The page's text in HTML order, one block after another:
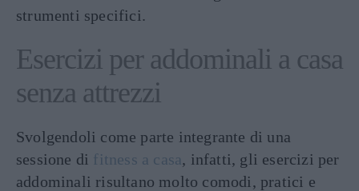
strumenti specifici.
Esercizi per addominali a casa
senza attrezzi
Svolgendoli come parte integrante di una
sessione di fitness a casa, infatti, gli esercizi per
addominali risultano molto comodi, pratici e